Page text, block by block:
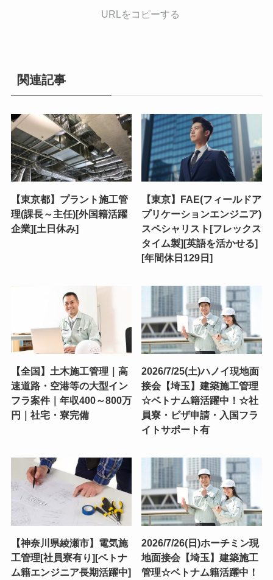
URLをコピーする
関連記事
【東京都】プラント施工管
理(課長～主任)[外国籍活躍
企業][土日休み]
【東京】FAE(フィールドア
プリケーションエンジニア)
スペシャリスト[フレックス
タイム製][英語を活かせる]
[年間休日129日]
【全国】土木施工管理｜高
速道路・空港等の大型イン
フラ案件｜年収400～800万
円｜社宅・寮完備
2026/7/25(土)ハノイ現地面
接会【埼玉】建築施工管理
☆ベトナム籍活躍中！☆社
員寮・ビザ申請・入国フラ
イトサポート有
【神奈川県綾瀬市】電気施
工管理[社員寮有り][ベトナ
ム籍エンジニア長期活躍中]
2026/7/26(日)ホーチミン現
地面接会【埼玉】建築施工
管理☆ベトナム籍活躍中！